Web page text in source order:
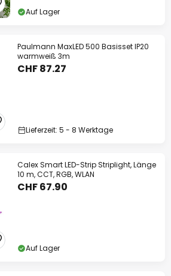
Auf Lager
Paulmann MaxLED 500 Basisset IP20
warmweiß 3m
CHF 87.27
Lieferzeit: 5 - 8 Werktage
Calex Smart LED-Strip Striplight, Länge
10 m, CCT, RGB, WLAN
CHF 67.90
Auf Lager